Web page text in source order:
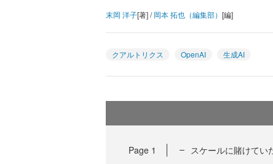
末岡 洋子[著] /岡本 拓也（編集部） [編]
クアルトリクス OpenAI 生成AI
Page 1 スケールに賭けて